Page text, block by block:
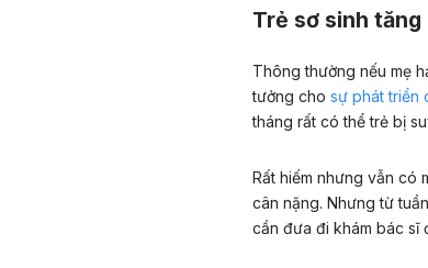
Trẻ sơ sinh
Thông thường nếu mẹ
tưởng cho sự phát triển
tháng rất có thể trẻ bị
Rất hiếm nhưng vẫn có
cân nặng. Nhưng từ
cần đưa đi khám bác sĩ